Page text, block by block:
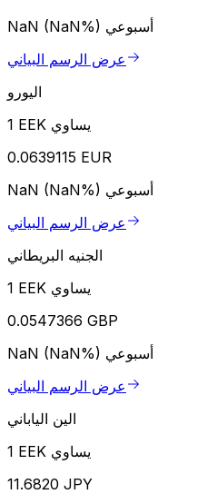
NaN (NaN%) أسبوعي
عرض الرسم البياني
اليورو
1 EEK يساوي
0.0639115 EUR
NaN (NaN%) أسبوعي
عرض الرسم البياني
الجنيه البريطاني
1 EEK يساوي
0.0547366 GBP
NaN (NaN%) أسبوعي
عرض الرسم البياني
الين الياباني
1 EEK يساوي
11.6820 JPY